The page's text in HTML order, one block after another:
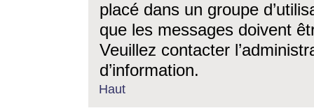
placé dans un groupe
que les messages doivent
Veuillez contacter
d’information.
Haut